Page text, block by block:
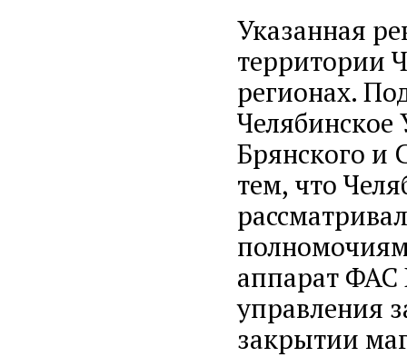
Указанная
территории
регионах.
Челябинское
Брянского и
тем, что
аппарат ФАС
управления
закрытии